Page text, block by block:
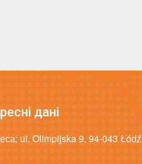
дані
ul. Olimpijska 9, 94-043 Łódź